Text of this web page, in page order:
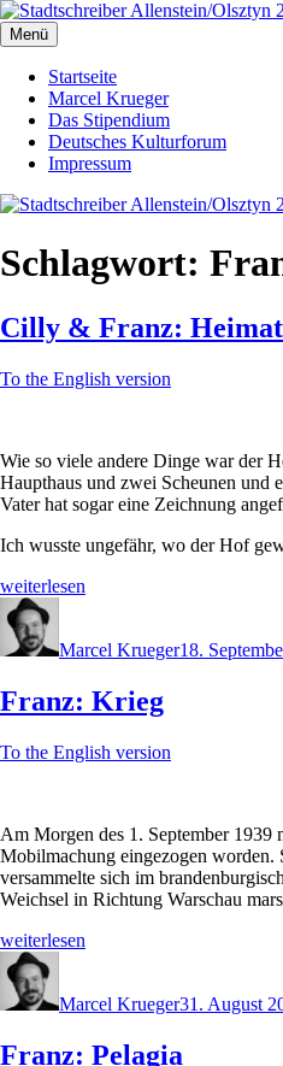
Zum
Inhalt
springen
Stadtschreiber Allenstein/Olsztyn
Der Schriftsteller und Übersetzer
Menü
Startseite
Marcel Krueger
Das Stipendium
Deutsches Kulturforum
Impressum
Schlagwort:
Cilly & Franz:
To the English version
Wie so viele andere Dinge war der
Haupthaus und zwei Scheunen und
Vater hat sogar eine Zeichnung
Ich wusste ungefähr, wo der Hof
„Cilly
&
Franz:
Heimat?“
weiterlesen
Marcel Krueger18.
Franz: Krieg
To the English version
Am Morgen des 1. September 1939
Mobilmachung eingezogen worden.
versammelte sich im
Weichsel in Richtung Warschau
„Franz:
Krieg“
weiterlesen
Marcel Krueger31. August
Franz: Pelagia